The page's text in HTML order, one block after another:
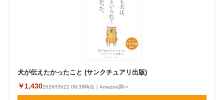
企業向けIT製品の総合サイト
モノづくり技術者専門サイト
エレクトロニクス専門サイト
犬が伝えたかったこと (サンクチュアリ出版)
￥1,4302026/05/22 09:38時点｜Amazon調べ